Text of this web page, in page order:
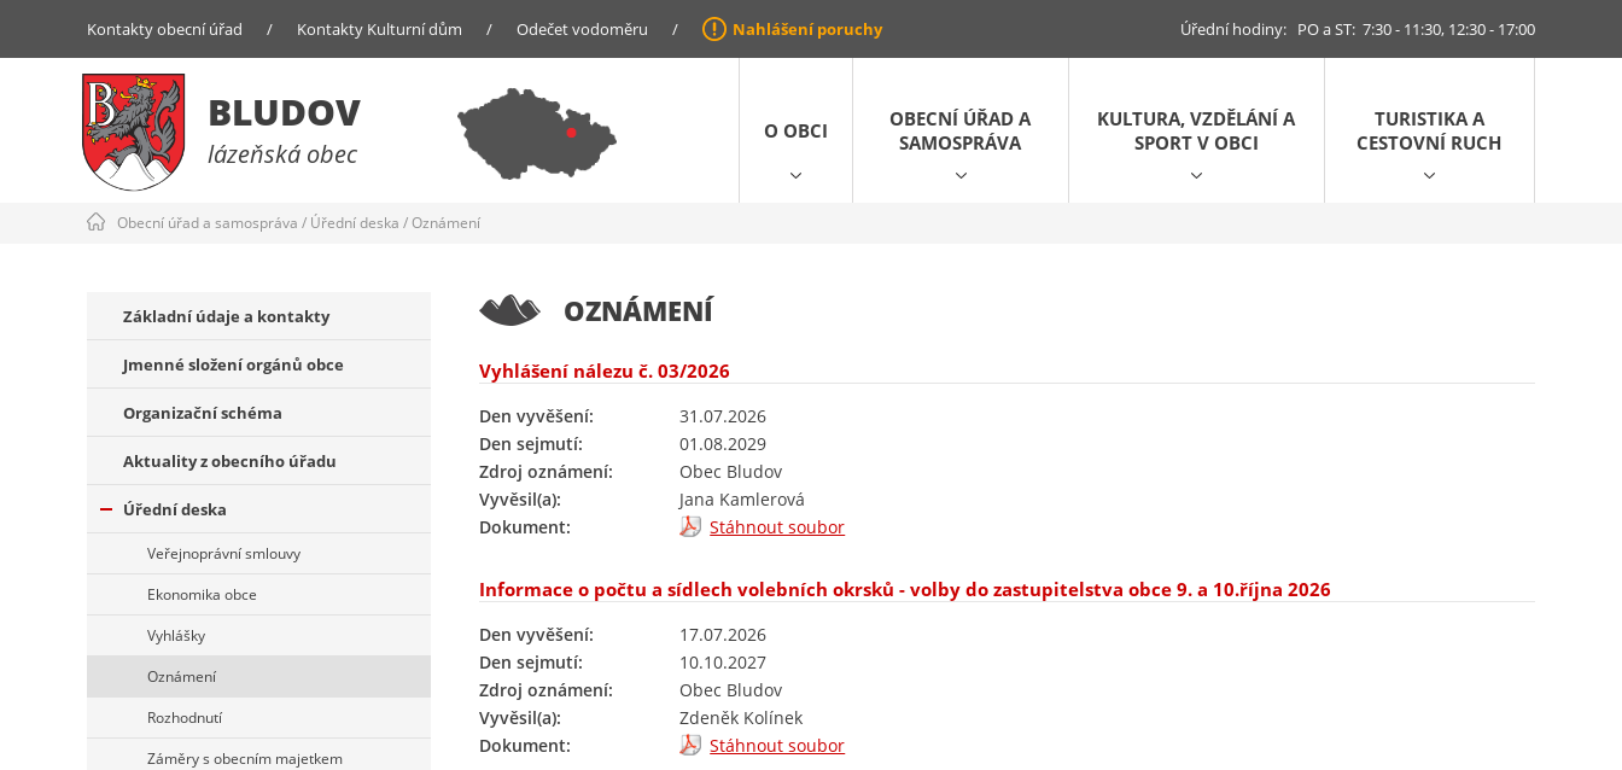
Kontakty obecní úřad / Kontakty Kulturní dům / Odečet vodoměru / Nahlášení poruchy Úřední hodiny: PO a ST: 7:30 - 11:30, 12:30 - 17:00
BLUDOV
lázeňská obec
O OBCI
OBECNÍ ÚŘAD A
SAMOSPRÁVA
KULTURA, VZDĚLÁNÍ A
SPORT V OBCI
TURISTIKA A
CESTOVNÍ RUCH
Obecní úřad a samospráva / Úřední deska /Oznámení
Základní údaje a kontakty
Jmenné složení orgánů obce
Organizační schéma
Aktuality z obecního úřadu
Úřední deska
Veřejnoprávní smlouvy
Ekonomika obce
Vyhlášky
Oznámení
Rozhodnutí
Záměry s obecním majetkem
OZNÁMENÍ
Vyhlášení nálezu č. 03/2026
Den vyvěšení:
31.07.2026
Den sejmutí:
01.08.2029
Zdroj oznámení:
Obec Bludov
Vyvěsil(a):
Jana Kamlerová
Dokument:
Stáhnout soubor
Informace o počtu a sídlech volebních okrsků - volby do zastupitelstva obce 9. a 10.října 2026
Den vyvěšení:
17.07.2026
Den sejmutí:
10.10.2027
Zdroj oznámení:
Obec Bludov
Vyvěsil(a):
Zdeněk Kolínek
Dokument:
Stáhnout soubor